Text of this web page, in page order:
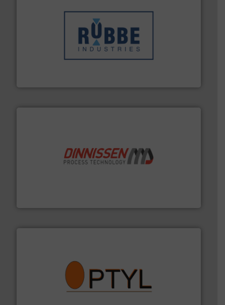
weeg-, verpakking- en transportprocessen die klanten
in verschillende sectoren hebben geholpen.
aanspreekpunt voor uw vragen omtrent stof.